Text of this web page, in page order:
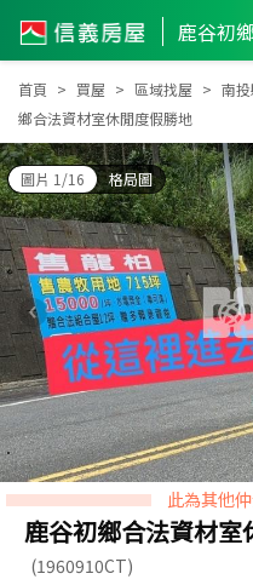
首頁 買屋 區域找屋 南
鄉合法資材室休閒度假勝地
圖片 1/16 格局圖
此為其他
鹿谷初鄉合法資材室
(1960910CT)